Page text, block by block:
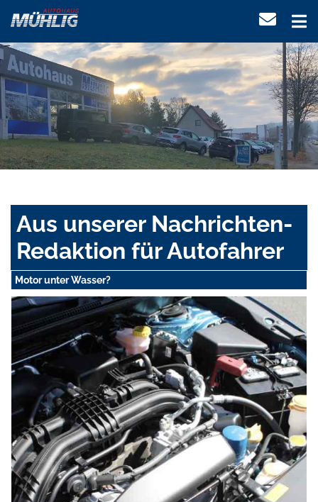
Aus unserer Nachrichten-
Redaktion für Autofahrer
Motor unter Wasser?